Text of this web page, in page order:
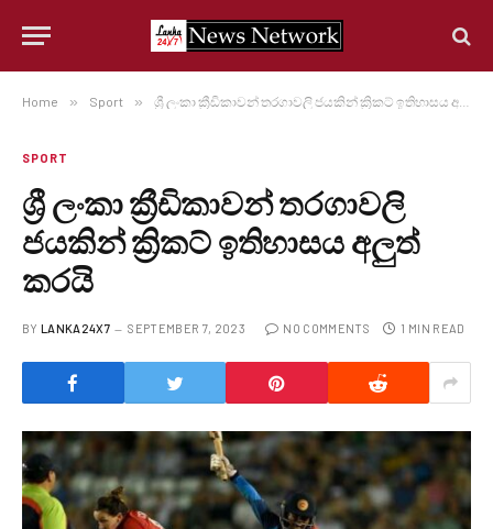
Home » Sport » ශ්‍රී ලංකා ක්‍රීඩිකාවන් තරගාවලි ජයකින් ක්‍රිකට් ඉතිහාසය අලුත් කරයි
SPORT
ශ්‍රී ලංකා ක්‍රීඩිකාවන් තරගාවලි
ජයකින් ක්‍රිකට් ඉතිහාසය අලුත්
කරයි
BY LANKA24X7 SEPTEMBER 7, 2023 NO COMMENTS 1 MIN READ